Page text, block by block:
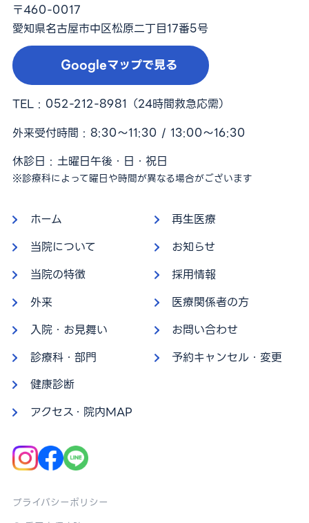
〒460-0017
愛知県名古屋市中区松原二丁目17番5号
Googleマップで見る
TEL : 052-212-8981 （24時間救急応需）
外来受付時間 : 8:30〜11:30 / 13:00〜16:30
休診日 : 土曜日午後・日・祝日
※診療科によって曜日や時間が異なる場合がございます
ホーム
当院について
当院の特徴
外来
入院・お見舞い
診療科・部門
健康診断
アクセス・院内MAP
再生医療
お知らせ
採用情報
医療関係者の方
お問い合わせ
予約キャンセル・変更
プライバシーポリシー